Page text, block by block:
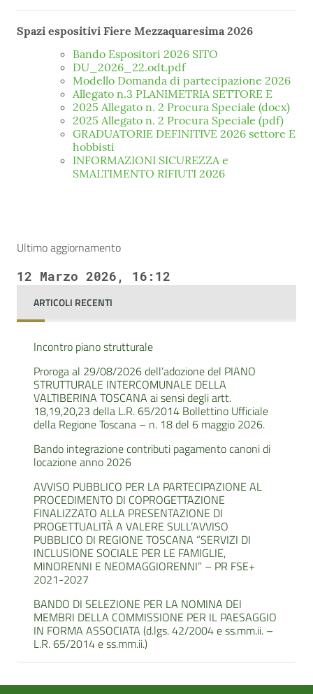
ARTICOLI RECENTI
Incontro piano strutturale
Proroga al 29/08/2026 dell’adozione del PIANO
STRUTTURALE INTERCOMUNALE DELLA
VALTIBERINA TOSCANA ai sensi degli artt.
18,19,20,23 della L.R. 65/2014 Bollettino Ufficiale
della Regione Toscana – n. 18 del 6 maggio 2026.
Bando integrazione contributi pagamento canoni di
locazione anno 2026
AVVISO PUBBLICO PER LA PARTECIPAZIONE AL
PROCEDIMENTO DI COPROGETTAZIONE
FINALIZZATO ALLA PRESENTAZIONE DI
PROGETTUALITÀ A VALERE SULL’AVVISO
PUBBLICO DI REGIONE TOSCANA “SERVIZI DI
INCLUSIONE SOCIALE PER LE FAMIGLIE,
MINORENNI E NEOMAGGIORENNI” – PR FSE+
2021-2027
BANDO DI SELEZIONE PER LA NOMINA DEI
MEMBRI DELLA COMMISSIONE PER IL PAESAGGIO
IN FORMA ASSOCIATA (d.lgs. 42/2004 e ss.mm.ii. –
L.R. 65/2014 e ss.mm.ii.)
Spazi espositivi Fiere Mezzaquaresima 2026
Bando Espositori 2026 SITO
DU_2026_22.odt.pdf
Modello Domanda di partecipazione 2026
Allegato n.3 PLANIMETRIA SETTORE E
2025 Allegato n. 2 Procura Speciale (docx)
2025 Allegato n. 2 Procura Speciale (pdf)
GRADUATORIE DEFINITIVE 2026 settore E
hobbisti
INFORMAZIONI SICUREZZA e
SMALTIMENTO RIFIUTI 2026
Ultimo aggiornamento
12 Marzo 2026, 16:12